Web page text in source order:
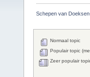
Schepen van
Normaal topic
Populair topic
Zeer populair